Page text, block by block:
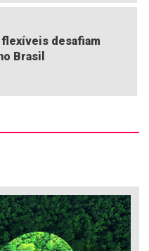
flexíveis desafiam
Brasil